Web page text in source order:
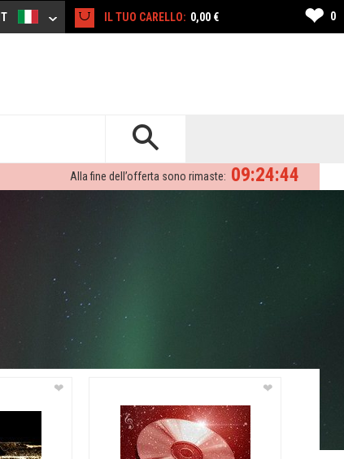
IT IL TUO CARELLO: 0,00 € ❤ 0
09:24:42
Alla fine dell’offerta sono rimaste:
❤ ❤